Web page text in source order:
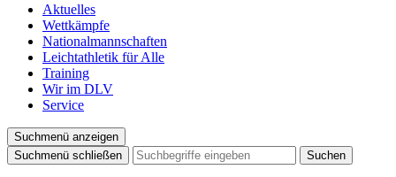
Aktuelles
Wettkämpfe
Nationalmannschaften
Leichtathletik für Alle
Training
Wir im DLV
Service
Suchmenü anzeigen
Suchmenü schließen
Suchen